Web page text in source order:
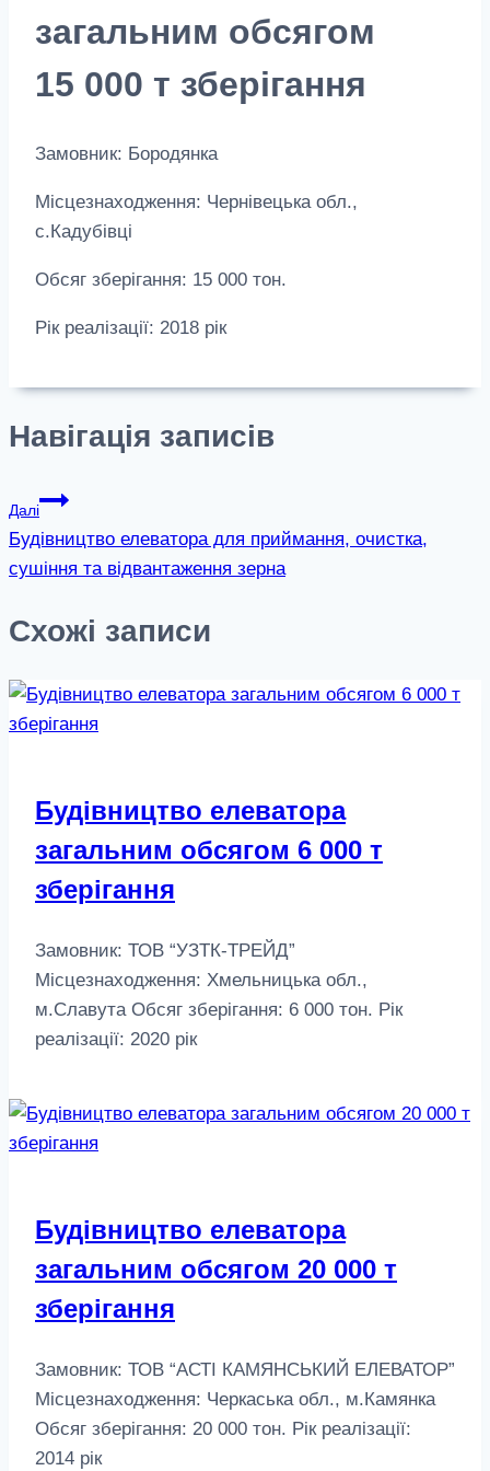
загальним обсягом
15 000 т зберігання
Замовник: Бородянка
Місцезнаходження: Чернівецька обл.,
с.Кадубівці
Обсяг зберігання: 15 000 тон.
Рік реалізації: 2018 рік
Навігація записів
Далі
Будівництво елеватора для приймання, очистка,
сушіння та відвантаження зерна
Схожі записи
Будівництво елеватора
загальним обсягом 6 000 т
зберігання
Замовник: ТОВ “УЗТК-ТРЕЙД”
Місцезнаходження: Хмельницька обл.,
м.Славута Обсяг зберігання: 6 000 тон. Рік
реалізації: 2020 рік
Будівництво елеватора
загальним обсягом 20 000 т
зберігання
Замовник: ТОВ “АСТІ КАМЯНСЬКИЙ ЕЛЕВАТОР”
Місцезнаходження: Черкаська обл., м.Камянка
Обсяг зберігання: 20 000 тон. Рік реалізації:
2014 рік